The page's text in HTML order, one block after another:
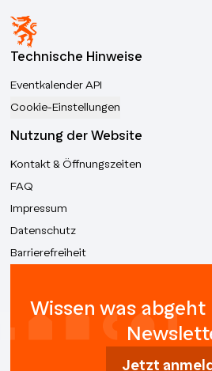
Technische Hinweise
Eventkalender API
Cookie-Einstellungen
Nutzung der Website
Kontakt & Öffnungszeiten
FAQ
Impressum
Datenschutz
Barrierefreiheit
Wissen was
Jetzt